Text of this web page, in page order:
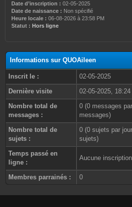
Date d’inscription : 02-05-2025
Date de naissance : Non spécifié
Heure locale : 06-08-2026 à 23:58 PM
Statut : Hors ligne
Informations sur QUOAileen
Inscrit le :
02-05-2025
Dernière visite
02-05-2025, 18:24
Nombre total de
messages :
0 (0 messages
messages)
Nombre total de
sujets :
0 (0 sujets par
sujets)
Temps passé en
ligne :
Aucune inscription
Membres parrainés : 0